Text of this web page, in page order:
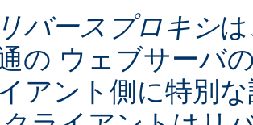
リバースプロキシ
の ウェブサーバ
アント側に特別